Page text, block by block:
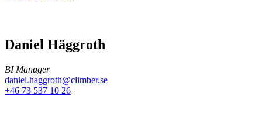
Daniel Häggroth
BI Manager
daniel.haggroth@climber.se
+46 73 537 10 26